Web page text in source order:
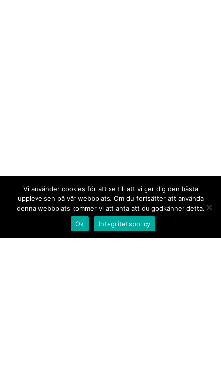
Vi använder cookies för att se till att vi ger dig den bästa
upplevelsen på vår webbplats. Om du fortsätter att använda
denna webbplats kommer vi att anta att du godkänner detta.
Ok
Integritetspolicy